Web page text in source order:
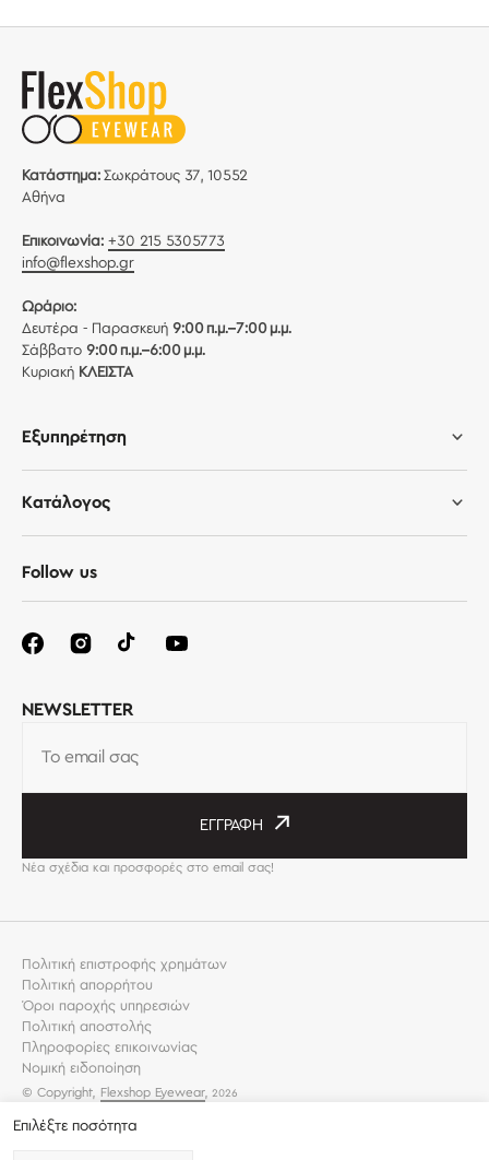
Επιλέξτε ποσότητα
Κατάστημα:Σωκράτους 37, 10552
Αθήνα
Επικοινωνία: +30 215 5305773
info@flexshop.gr
Ωράριο:
Δευτέρα - Παρασκευή 9:00 π.μ.–7:00 μ.μ.
Σάββατο 9:00 π.μ.–6:00 μ.μ.
Κυριακή ΚΛΕΙΣΤΑ
Εξυπηρέτηση
Κατάλογος
NEWSLETTER
Το email σας
ΕΓΓΡΑΦΉ
Νέα σχέδια και προσφορές στο email σας!
Follow us
Πολιτική επιστροφής χρημάτων
Πολιτική απορρήτου
Όροι παροχής υπηρεσιών
Πολιτική αποστολής
Πληροφορίες επικοινωνίας
Νομική ειδοποίηση
© Copyright, Flexshop Eyewear, 2026